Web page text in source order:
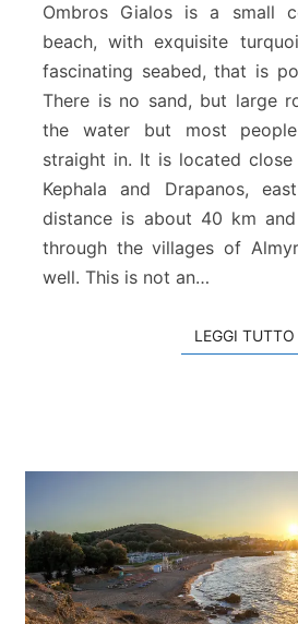
Ombros Gialos is a small
beach, with exquisite
fascinating seabed, that is
There is no sand, but large
the water but most
straight in. It is located
Kephala and Drapanos,
distance is about 40 km
through the villages of
well. This is not an…
LEGGI TUTTO